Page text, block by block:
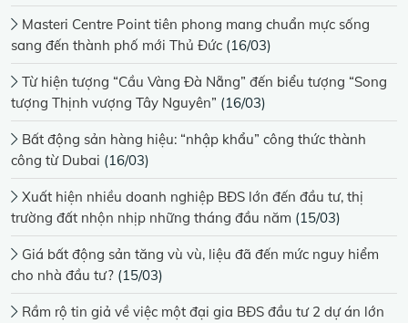
Masteri Centre Point tiên phong mang chuẩn mực sống
sang đến thành phố mới Thủ Đức (16/03)
Từ hiện tượng “Cầu Vàng Đà Nẵng” đến biểu tượng “Song
tượng Thịnh vượng Tây Nguyên” (16/03)
Bất động sản hàng hiệu: “nhập khẩu” công thức thành
công từ Dubai (16/03)
Xuất hiện nhiều doanh nghiệp BĐS lớn đến đầu tư, thị
trường đất nhộn nhịp những tháng đầu năm (15/03)
Giá bất động sản tăng vù vù, liệu đã đến mức nguy hiểm
cho nhà đầu tư? (15/03)
Rầm rộ tin giả về việc một đại gia BĐS đầu tư 2 dự án lớn